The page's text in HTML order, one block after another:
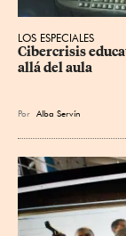
LOS ESPECIALES
Cibercrisis
allá del aula
Por Alba Servín